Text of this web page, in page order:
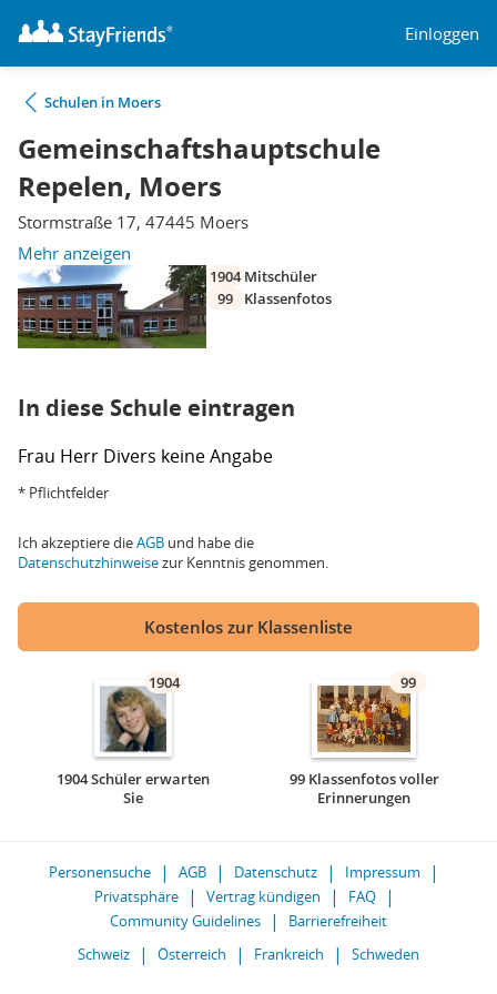
Einloggen
Schulen in Moers
Gemeinschaftshauptschule
Repelen, Moers
Stormstraße 17, 47445 Moers
Mehr anzeigen
1904 Mitschüler
99
Klassenfotos
In diese Schule eintragen
Frau Herr Divers keine Angabe
* Pflichtfelder
Ich akzeptiere dieAGB und habe die
Datenschutzhinweisezur Kenntnis genommen.
Kostenlos zur Klassenliste
1904
1904 Schüler erwarten
Sie
99
99 Klassenfotos voller
Erinnerungen
Personensuche AGB Datenschutz
Impressum
Privatsphäre
Vertrag kündigen
FAQ
Community Guidelines
Barrierefreiheit
Schweiz
Österreich Frankreich Schweden